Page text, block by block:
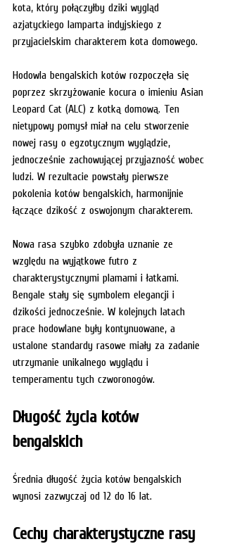
kota, który połączyłby dziki wygląd
azjatyckiego lamparta indyjskiego z
przyjacielskim charakterem kota domowego.
Hodowla bengalskich kotów rozpoczęła się
poprzez skrzyżowanie kocura o imieniu Asian
Leopard Cat (ALC) z kotką domową. Ten
nietypowy pomysł miał na celu stworzenie
nowej rasy o egzotycznym wyglądzie,
jednocześnie zachowującej przyjazność wobec
ludzi. W rezultacie powstały pierwsze
pokolenia kotów bengalskich, harmonijnie
łączące dzikość z oswojonym charakterem.
Nowa rasa szybko zdobyła uznanie ze
względu na wyjątkowe futro z
charakterystycznymi plamami i łatkami.
Bengale stały się symbolem elegancji i
dzikości jednocześnie. W kolejnych latach
prace hodowlane były kontynuowane, a
ustalone standardy rasowe miały za zadanie
utrzymanie unikalnego wyglądu i
temperamentu tych czworonogów.
Długość życia kotów
bengalskich
Średnia długość życia kotów bengalskich
wynosi zazwyczaj od 12 do 16 lat.
Cechy charakterystyczne rasy